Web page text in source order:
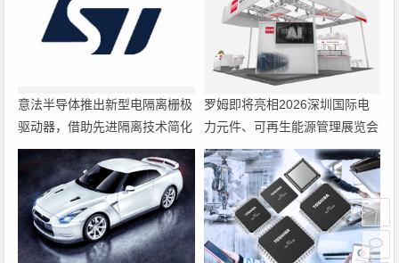
意法半导体推出新型电隔离栅极
驱动器，借助先进隔离技术简化
电源设计
罗姆即将亮相2026深圳国际电
力元件、可再生能源管理展览会
暨研讨会